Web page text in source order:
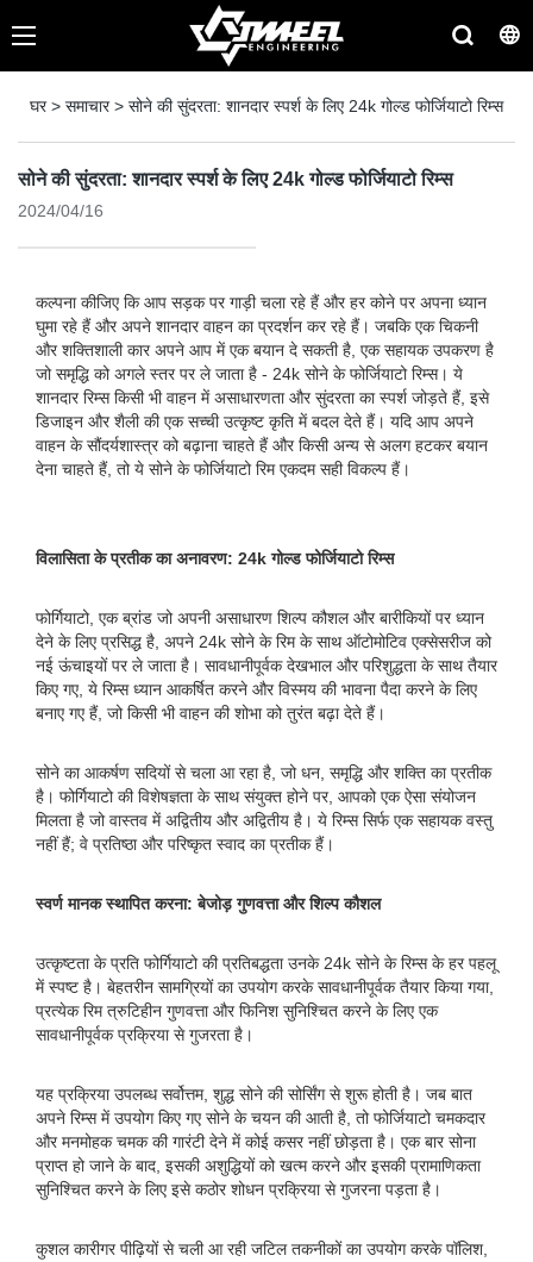
घर> समाचार> सोने की सुंदरता: शानदार स्पर्श के लिए 24k गोल्ड फोर्जियाटो रिम्स
सोने की सुंदरता: शानदार स्पर्श के लिए 24k गोल्ड फोर्जियाटो रिम्स
2024/04/16
कल्पना कीजिए कि आप सड़क पर गाड़ी चला रहे हैं और हर कोने पर अपना ध्यान
घुमा रहे हैं और अपने शानदार वाहन का प्रदर्शन कर रहे हैं। जबकि एक चिकनी
और शक्तिशाली कार अपने आप में एक बयान दे सकती है, एक सहायक उपकरण है
जो समृद्धि को अगले स्तर पर ले जाता है - 24k सोने के फोर्जियाटो रिम्स। ये
शानदार रिम्स किसी भी वाहन में असाधारणता और सुंदरता का स्पर्श जोड़ते हैं, इसे
डिजाइन और शैली की एक सच्ची उत्कृष्ट कृति में बदल देते हैं। यदि आप अपने
वाहन के सौंदर्यशास्त्र को बढ़ाना चाहते हैं और किसी अन्य से अलग हटकर बयान
देना चाहते हैं, तो ये सोने के फोर्जियाटो रिम एकदम सही विकल्प हैं।
विलासिता के प्रतीक का अनावरण: 24k गोल्ड फोर्जियाटो रिम्स
फोर्गियाटो, एक ब्रांड जो अपनी असाधारण शिल्प कौशल और बारीकियों पर ध्यान
देने के लिए प्रसिद्ध है, अपने 24k सोने के रिम के साथ ऑटोमोटिव एक्सेसरीज को
नई ऊंचाइयों पर ले जाता है। सावधानीपूर्वक देखभाल और परिशुद्धता के साथ तैयार
किए गए, ये रिम्स ध्यान आकर्षित करने और विस्मय की भावना पैदा करने के लिए
बनाए गए हैं, जो किसी भी वाहन की शोभा को तुरंत बढ़ा देते हैं।
सोने का आकर्षण सदियों से चला आ रहा है, जो धन, समृद्धि और शक्ति का प्रतीक
है। फोर्गियाटो की विशेषज्ञता के साथ संयुक्त होने पर, आपको एक ऐसा संयोजन
मिलता है जो वास्तव में अद्वितीय और अद्वितीय है। ये रिम्स सिर्फ एक सहायक वस्तु
नहीं हैं; वे प्रतिष्ठा और परिष्कृत स्वाद का प्रतीक हैं।
स्वर्ण मानक स्थापित करना: बेजोड़ गुणवत्ता और शिल्प कौशल
उत्कृष्टता के प्रति फोर्गियाटो की प्रतिबद्धता उनके 24k सोने के रिम्स के हर पहलू
में स्पष्ट है। बेहतरीन सामग्रियों का उपयोग करके सावधानीपूर्वक तैयार किया गया,
प्रत्येक रिम त्रुटिहीन गुणवत्ता और फिनिश सुनिश्चित करने के लिए एक
सावधानीपूर्वक प्रक्रिया से गुजरता है।
यह प्रक्रिया उपलब्ध सर्वोत्तम, शुद्ध सोने की सोर्सिंग से शुरू होती है। जब बात
अपने रिम्स में उपयोग किए गए सोने के चयन की आती है, तो फोर्जियाटो चमकदार
और मनमोहक चमक की गारंटी देने में कोई कसर नहीं छोड़ता है। एक बार सोना
प्राप्त हो जाने के बाद, इसकी अशुद्धियों को खत्म करने और इसकी प्रामाणिकता
सुनिश्चित करने के लिए इसे कठोर शोधन प्रक्रिया से गुजरना पड़ता है।
कुशल कारीगर पीढ़ियों से चली आ रही जटिल तकनीकों का उपयोग करके पॉलिश,